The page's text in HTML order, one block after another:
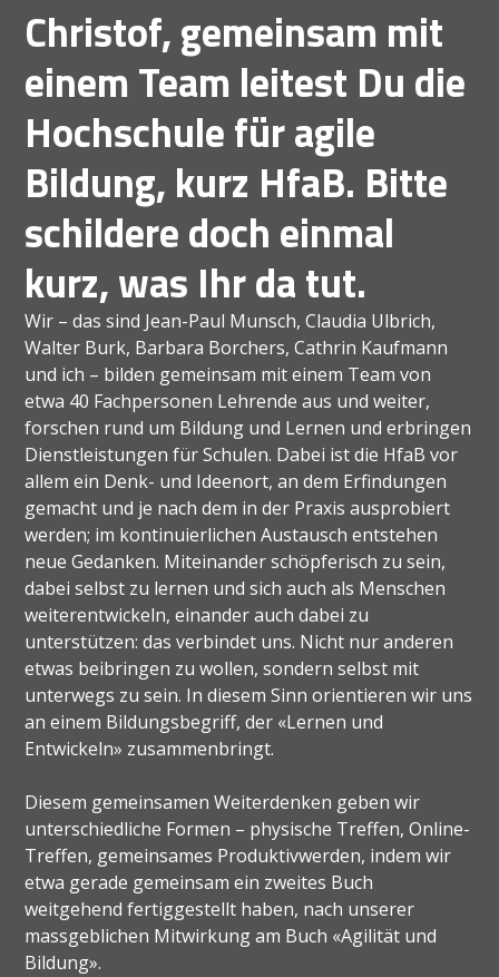
Christof, gemeinsam mit
einem Team leitest Du die
Hochschule für agile
Bildung, kurz HfaB. Bitte
schildere doch einmal
kurz, was Ihr da tut.
Wir – das sind Jean-Paul Munsch, Claudia Ulbrich,
Walter Burk, Barbara Borchers, Cathrin Kaufmann
und ich – bilden gemeinsam mit einem Team von
etwa 40 Fachpersonen Lehrende aus und weiter,
forschen rund um Bildung und Lernen und erbringen
Dienstleistungen für Schulen. Dabei ist die HfaB vor
allem ein Denk- und Ideenort, an dem Erfindungen
gemacht und je nach dem in der Praxis ausprobiert
werden; im kontinuierlichen Austausch entstehen
neue Gedanken. Miteinander schöpferisch zu sein,
dabei selbst zu lernen und sich auch als Menschen
weiterentwickeln, einander auch dabei zu
unterstützen: das verbindet uns. Nicht nur anderen
etwas beibringen zu wollen, sondern selbst mit
unterwegs zu sein. In diesem Sinn orientieren wir uns
an einem Bildungsbegriff, der «Lernen und
Entwickeln» zusammenbringt.
Diesem gemeinsamen Weiterdenken geben wir
unterschiedliche Formen – physische Treffen, Online-
Treffen, gemeinsames Produktivwerden, indem wir
etwa gerade gemeinsam ein zweites Buch
weitgehend fertiggestellt haben, nach unserer
massgeblichen Mitwirkung am Buch «Agilität und
Bildung».